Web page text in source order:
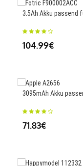
3.5Ah Akku passend
104.99€
3095mAh Akku
71.83€